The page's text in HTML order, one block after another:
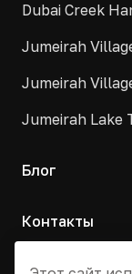
Dubai Creek
Jumeirah
Jumeirah
Jumeirah Lake
Блог
Контакты